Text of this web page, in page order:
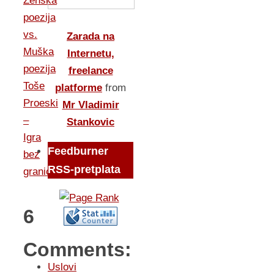
poezija
vs.
Muška
poezija
Toše
Proeski
–
Igra
bez
granica
6
Comments:
Zarada na
Internetu,
freelance
platforme from
Mr Vladimir
Stankovic
Feedburner
RSS-pretplata
Uslovi